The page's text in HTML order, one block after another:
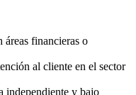
áreas financieras o
al cliente en el sector
independiente y bajo